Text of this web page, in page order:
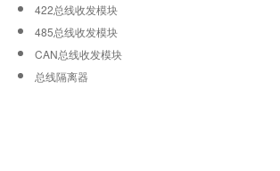
422总线收发模块
485总线收发模块
CAN总线收发模块
总线隔离器